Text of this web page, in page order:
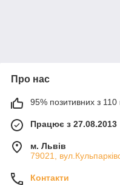
Про нас
95% позитивних з 110
Працює з 27.08.2013
м. Львів
79021,
Контакти